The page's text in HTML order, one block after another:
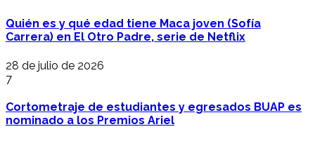
Quién es y qué edad tiene Maca joven (Sofía
Carrera) en El Otro Padre, serie de Netflix
28 de julio de 2026
7
Cortometraje de estudiantes y egresados BUAP es
nominado a los Premios Ariel